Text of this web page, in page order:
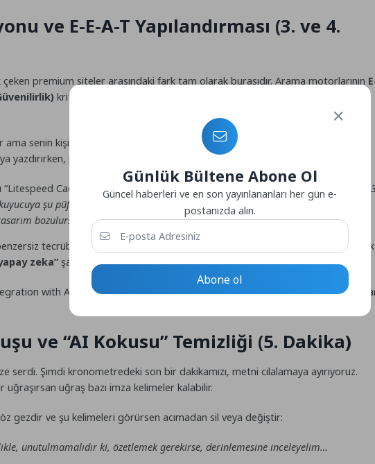
ve E-E-A-T Yapılandırması (3. ve 4.
premium siteler arasındaki fark tam olarak burasıdır. Arama motorlarının
kriterleri, içeriğin arkasında gerçek bir uzmanın olup olmadığını
senin kişisel tecrübeni, bir işi yaparken keşfettiğin gizli bir püf noktasını
yazdırırken, prompt’un içine kendi deneyimlerini hap gibi enjekte etmelisin.
“Litespeed Cache Ayarları” olsun. Yapay zekaya komut verirken şunu ekle:
“Şimdi
şu püf noktasını ‘Pro Tip’ kutusu olarak ver: CSS birleştirme ayarı eski
bozulursa bu ayarı kapatsınlar.”
tecrübeyi alır, kusursuz bir dil ve imla kurallarıyla metne döker. İçerik artık
zeka” şaheserine dönüşür.
with AI content combining experience expertise and authoritative
ve “AI Kokusu” Temizliği (5. Dakika)
serdi. Şimdi kronometredeki son bir dakikamızı, metni cilalamaya ayırıyoruz.
uğraşırsan uğraş bazı imza kelimeler kalabilir.
gezdir ve şu kelimeleri görürsen acımadan sil veya değiştir:
unutulmamalıdır ki, özetlemek gerekirse, derinlemesine inceleyelim…
Günlük Bültene Abone Ol
Güncel haberleri ve en son yayınlananları her gün e-
postanızda alın.
Abone ol